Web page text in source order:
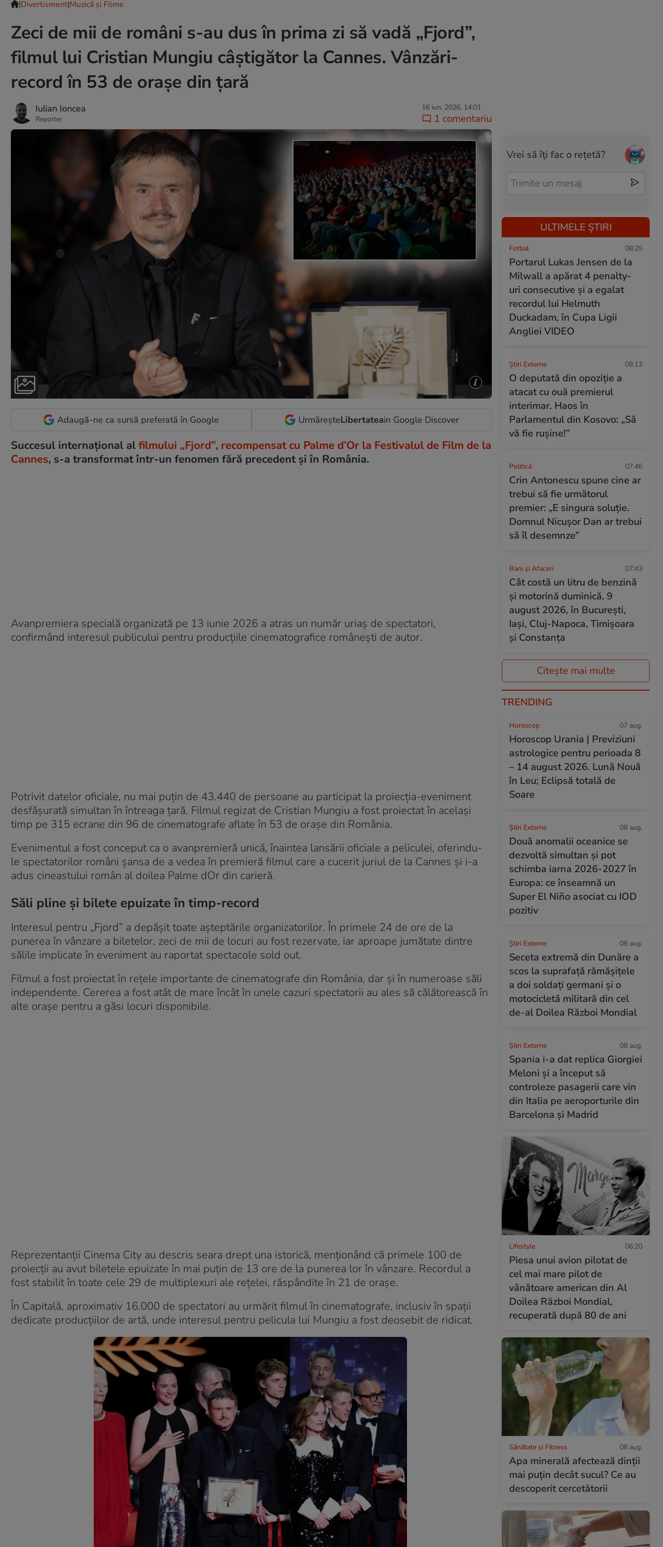
|Divertisment|Muzică și Filme
Zeci de mii de români s-au dus în prima zi să vadă „Fjord”,
filmul lui Cristian Mungiu câștigător la Cannes. Vânzări-
record în 53 de orașe din țară
Iulian Ioncea
Reporter
16 iun. 2026, 14:01
1 comentariu
Adaugă-ne ca sursă preferată în Google UrmăreșteLibertateain Google Discover
Succesul internațional al filmului „Fjord”, recompensat cu Palme d’Or la Festivalul de Film de la
Cannes, s-a transformat într-un fenomen fără precedent și în România.
Avanpremiera specială organizată pe 13 iunie 2026 a atras un număr uriaș de spectatori,
confirmând interesul publicului pentru producțiile cinematografice românești de autor.
Potrivit datelor oficiale, nu mai puțin de 43.440 de persoane au participat la proiecția-eveniment
desfășurată simultan în întreaga țară. Filmul regizat de Cristian Mungiu a fost proiectat în același
timp pe 315 ecrane din 96 de cinematografe aflate în 53 de orașe din România.
Evenimentul a fost conceput ca o avanpremieră unică, înaintea lansării oficiale a peliculei, oferindu-
le spectatorilor români șansa de a vedea în premieră filmul care a cucerit juriul de la Cannes și i-a
adus cineastului român al doilea Palme dOr din carieră.
Săli pline și bilete epuizate în timp-record
Interesul pentru „Fjord” a depășit toate așteptările organizatorilor. În primele 24 de ore de la
punerea în vânzare a biletelor, zeci de mii de locuri au fost rezervate, iar aproape jumătate dintre
sălile implicate în eveniment au raportat spectacole sold out.
Filmul a fost proiectat în rețele importante de cinematografe din România, dar și în numeroase săli
independente. Cererea a fost atât de mare încât în unele cazuri spectatorii au ales să călătorească în
alte orașe pentru a găsi locuri disponibile.
Reprezentanții Cinema City au descris seara drept una istorică, menționând că primele 100 de
proiecții au avut biletele epuizate în mai puțin de 13 ore de la punerea lor în vânzare. Recordul a
fost stabilit în toate cele 29 de multiplexuri ale rețelei, răspândite în 21 de orașe.
În Capitală, aproximativ 16.000 de spectatori au urmărit filmul în cinematografe, inclusiv în spații
dedicate producțiilor de artă, unde interesul pentru pelicula lui Mungiu a fost deosebit de ridicat.
Vrei să îți fac o rețetă?
ULTIMELE ȘTIRI
Fotbal 08:25
Portarul Lukas Jensen de la
Milwall a apărat 4 penalty-
uri consecutive și a egalat
recordul lui Helmuth
Duckadam, în Cupa Ligii
Angliei VIDEO
Știri Externe 08:13
O deputată din opoziție a
atacat cu ouă premierul
interimar. Haos în
Parlamentul din Kosovo: „Să
vă fie rușine!”
Politică 07:46
Crin Antonescu spune cine ar
trebui să fie următorul
premier: „E singura soluție.
Domnul Nicușor Dan ar trebui
să îl desemnze”
Bani și Afaceri 07:43
Cât costă un litru de benzină
și motorină duminică, 9
august 2026, în București,
Iași, Cluj-Napoca, Timișoara
și Constanța
Citește mai multe
TRENDING
Horoscop 07 aug.
Horoscop Urania | Previziuni
astrologice pentru perioada 8
– 14 august 2026. Lună Nouă
în Leu; Eclipsă totală de
Soare
Știri Externe 08 aug.
Două anomalii oceanice se
dezvoltă simultan și pot
schimba iarna 2026-2027 în
Europa: ce înseamnă un
Super El Niño asociat cu IOD
pozitiv
Știri Externe 08 aug.
Seceta extremă din Dunăre a
scos la suprafață rămășițele
a doi soldați germani și o
motocicletă militară din cel
de-al Doilea Război Mondial
Știri Externe 08 aug.
Spania i-a dat replica Giorgiei
Meloni și a început să
controleze pasagerii care vin
din Italia pe aeroporturile din
Barcelona și Madrid
Lifestyle 06:20
Piesa unui avion pilotat de
cel mai mare pilot de
vânătoare american din Al
Doilea Război Mondial,
recuperată după 80 de ani
Sănătate și Fitness 08 aug.
Apa minerală afectează dinții
mai puțin decât sucul? Ce au
descoperit cercetătorii